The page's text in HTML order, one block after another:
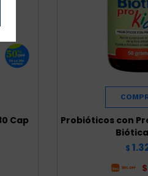
Cap
Probióticos con
$
$